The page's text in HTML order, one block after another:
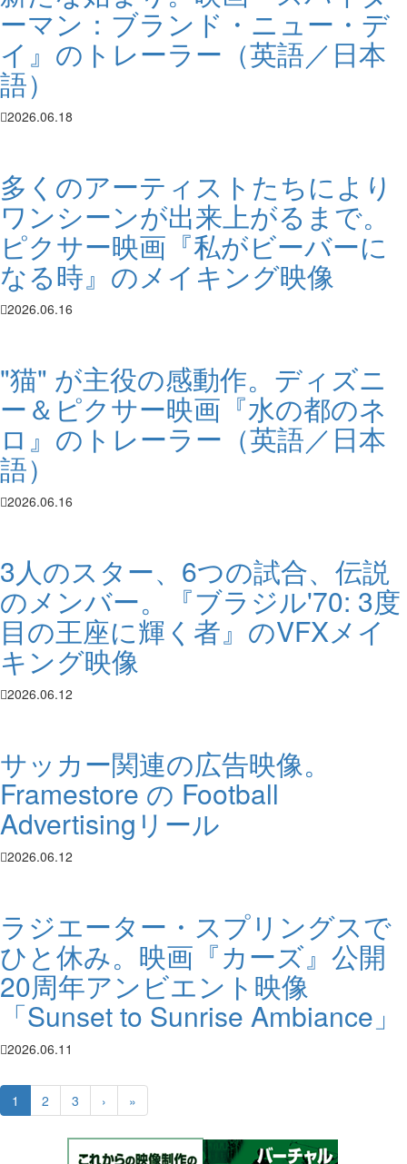
ーマン：ブランド・ニュー・デ
イ』のトレーラー（英語／日本
語）
2026.06.18
多くのアーティストたちにより
ワンシーンが出来上がるまで。
ピクサー映画『私がビーバーに
なる時』のメイキング映像
2026.06.16
"猫" が主役の感動作。ディズニ
ー＆ピクサー映画『水の都のネ
ロ』のトレーラー（英語／日本
語）
2026.06.16
3人のスター、6つの試合、伝説
のメンバー。『ブラジル'70: 3度
目の王座に輝く者』のVFXメイ
キング映像
2026.06.12
サッカー関連の広告映像。
Framestore の Football
Advertisingリール
2026.06.12
ラジエーター・スプリングスで
ひと休み。映画『カーズ』公開
20周年アンビエント映像
「Sunset to Sunrise Ambiance」
2026.06.11
1 2 3 › »